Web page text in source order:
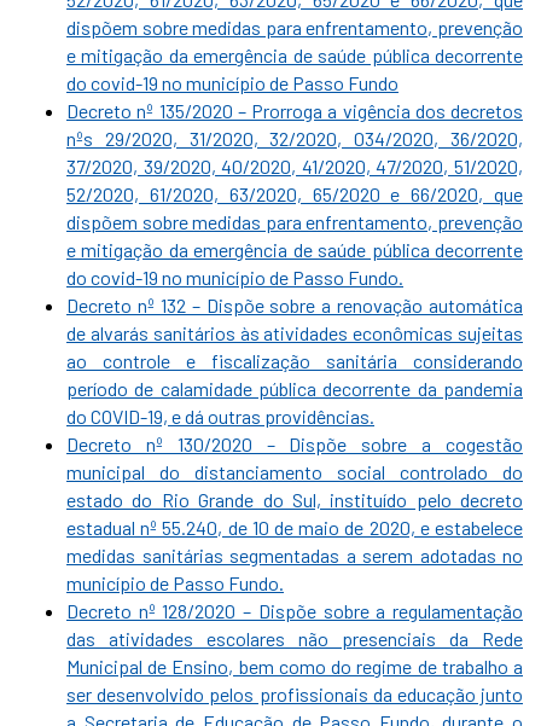
dispõem sobre medidas para enfrentamento, prevenção
e mitigação da emergência de saúde pública decorrente
do covid-19 no município de Passo Fundo
Decreto nº 135/2020 – Prorroga a vigência dos decretos
nºs 29/2020, 31/2020, 32/2020, 034/2020, 36/2020,
37/2020, 39/2020, 40/2020, 41/2020, 47/2020, 51/2020,
52/2020, 61/2020, 63/2020, 65/2020 e 66/2020, que
dispõem sobre medidas para enfrentamento, prevenção
e mitigação da emergência de saúde pública decorrente
do covid-19 no município de Passo Fundo.
Decreto nº 132 – Dispõe sobre a renovação automática
de alvarás sanitários às atividades econômicas sujeitas
ao controle e fiscalização sanitária considerando
período de calamidade pública decorrente da pandemia
do COVID-19, e dá outras providências.
Decreto nº 130/2020 – Dispõe sobre a cogestão
municipal do distanciamento social controlado do
estado do Rio Grande do Sul, instituído pelo decreto
estadual nº 55.240, de 10 de maio de 2020, e estabelece
medidas sanitárias segmentadas a serem adotadas no
município de Passo Fundo.
Decreto nº 128/2020 – Dispõe sobre a regulamentação
das atividades escolares não presenciais da Rede
Municipal de Ensino, bem como do regime de trabalho a
ser desenvolvido pelos profissionais da educação junto